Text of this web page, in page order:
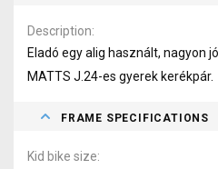
Description
Eladó egy alig használt, nagyon
MATTS J.24-es gyerek kerékpár.
FRAME SPECIFICATIONS
Kid bike size